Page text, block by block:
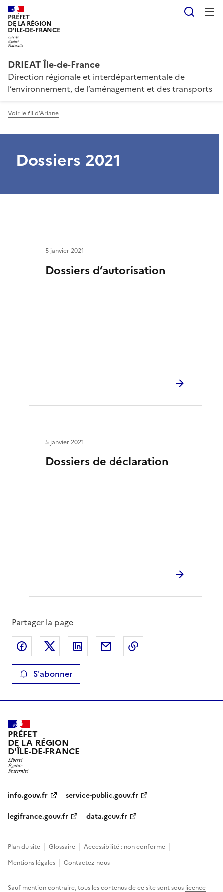
PRÉFET
DE LA RÉGION
D'ÎLE-DE-FRANCE
DRIEAT Île-de-France
Direction régionale et interdépartementale de
l’environnement, de l’aménagement et des transports
Voir le fil d'Ariane
Dossiers 2021
Dossiers d’autorisation
5 janvier 2021
Dossiers de déclaration
5 janvier 2021
Partager la page
Partager sur Facebook
Partager sur XPartager sur LinkedIn
Partager par email
S'abonner
PRÉFET
DE LA RÉGION
D'ÎLE-DE-FRANCE
info.gouv.fr
service-public.gouv.fr
legifrance.gouv.fr
data.gouv.fr
Plan du site Glossaire
Accessibilité : non conforme
Mentions légales
Contactez-nous
Sauf mention contraire, tous les contenus de ce site sont sous licence